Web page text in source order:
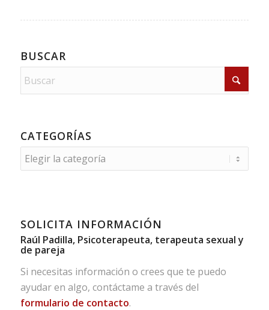
BUSCAR
CATEGORÍAS
Categorías
SOLICITA INFORMACIÓN
Raúl Padilla, Psicoterapeuta, terapeuta sexual y
de pareja
Si necesitas información o crees que te puedo
ayudar en algo, contáctame a través del
formulario de contacto.